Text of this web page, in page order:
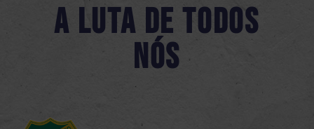
A luta de todos
nós